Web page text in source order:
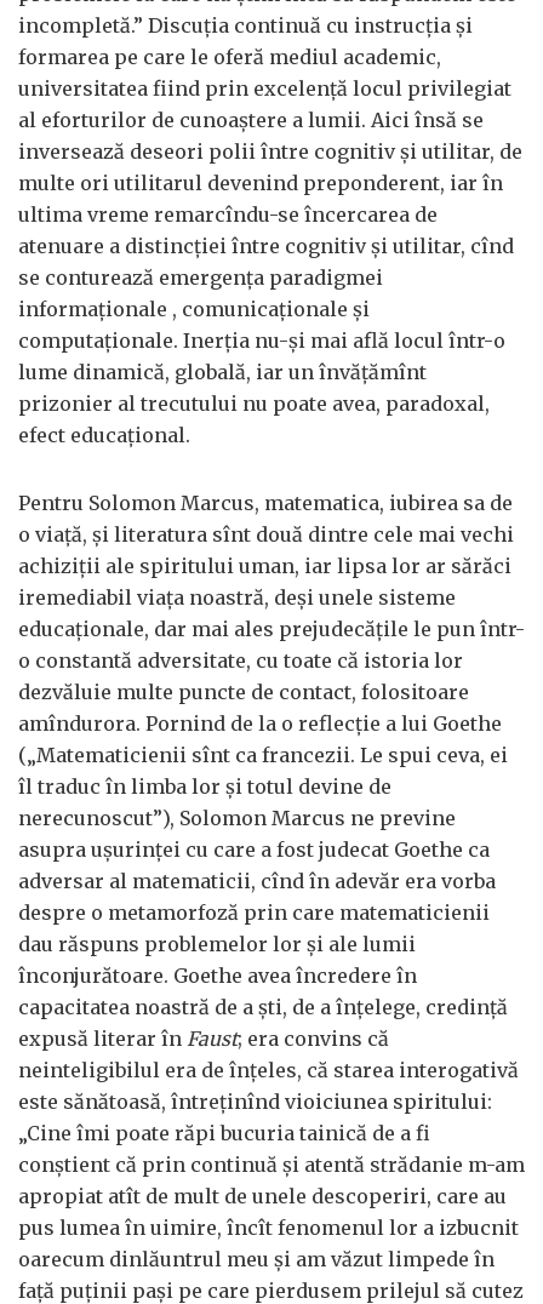
incompletă.” Discuția continuă cu instrucția și
formarea pe care le oferă mediul academic,
universitatea fiind prin excelență locul privilegiat
al eforturilor de cunoaștere a lumii. Aici însă se
inversează deseori polii între cognitiv și utilitar, de
multe ori utilitarul devenind preponderent, iar în
ultima vreme remarcîndu-se încercarea de
atenuare a distincției între cognitiv și utilitar, cînd
se conturează emergența paradigmei
informaționale , comunicaționale și
computaționale. Inerția nu-și mai află locul într-o
lume dinamică, globală, iar un învățămînt
prizonier al trecutului nu poate avea, paradoxal,
efect educațional.
Pentru Solomon Marcus, matematica, iubirea sa de
o viață, și literatura sînt două dintre cele mai vechi
achiziții ale spiritului uman, iar lipsa lor ar sărăci
iremediabil viața noastră, deși unele sisteme
educaționale, dar mai ales prejudecățile le pun într-
o constantă adversitate, cu toate că istoria lor
dezvăluie multe puncte de contact, folositoare
amîndurora. Pornind de la o reflecție a lui Goethe
(„Matematicienii sînt ca francezii. Le spui ceva, ei
îl traduc în limba lor și totul devine de
nerecunoscut”), Solomon Marcus ne previne
asupra ușurinței cu care a fost judecat Goethe ca
adversar al matematicii, cînd în adevăr era vorba
despre o metamorfoză prin care matematicienii
dau răspuns problemelor lor și ale lumii
înconjurătoare. Goethe avea încredere în
capacitatea noastră de a ști, de a înțelege, credință
expusă literar în Faust; era convins că
neinteligibilul era de înțeles, că starea interogativă
este sănătoasă, întreținînd vioiciunea spiritului:
„Cine îmi poate răpi bucuria tainică de a fi
conștient că prin continuă și atentă strădanie m-am
apropiat atît de mult de unele descoperiri, care au
pus lumea în uimire, încît fenomenul lor a izbucnit
oarecum dinlăuntrul meu și am văzut limpede în
față puținii pași pe care pierdusem prilejul să cutez